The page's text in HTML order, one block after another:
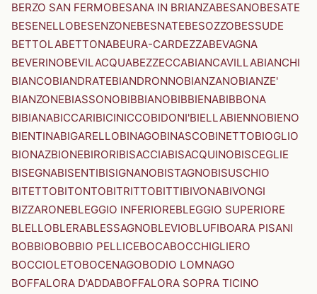
BERZO SAN FERMOBESANA IN BRIANZABESANOBESATE
BESENELLOBESENZONEBESNATEBESOZZOBESSUDE
BETTOLABETTONABEURA-CARDEZZABEVAGNA
BEVERINOBEVILACQUABEZZECCABIANCAVILLABIANCHI
BIANCOBIANDRATEBIANDRONNOBIANZANOBIANZE'
BIANZONEBIASSONOBIBBIANOBIBBIENABIBBONA
BIBIANABICCARIBICINICCOBIDONI'BIELLABIENNOBIENO
BIENTINABIGARELLOBINAGOBINASCOBINETTOBIOGLIO
BIONAZBIONEBIRORIBISACCIABISACQUINOBISCEGLIE
BISEGNABISENTIBISIGNANOBISTAGNOBISUSCHIO
BITETTOBITONTOBITRITTOBITTIBIVONABIVONGI
BIZZARONEBLEGGIO INFERIOREBLEGGIO SUPERIORE
BLELLOBLERABLESSAGNOBLEVIOBLUFIBOARA PISANI
BOBBIOBOBBIO PELLICEBOCABOCCHIGLIERO
BOCCIOLETOBOCENAGOBODIO LOMNAGO
BOFFALORA D'ADDABOFFALORA SOPRA TICINO